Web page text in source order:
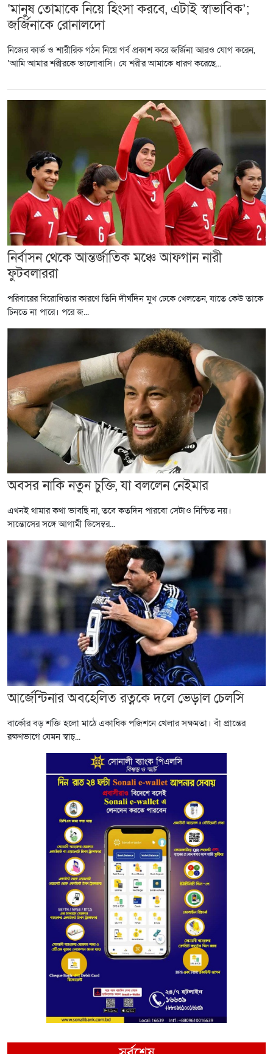
‘মানুষ তোমাকে নিয়ে হিংসা করবে, এটাই স্বাভাবিক’;
জর্জিনাকে রোনালদো
নিজের কার্ভ ও শারীরিক গঠন নিয়ে গর্ব প্রকাশ করে জর্জিনা আরও যোগ করেন,
‘আমি আমার শরীরকে ভালোবাসি। যে শরীর আমাকে ধারণ করেছে...
নির্বাসন থেকে আন্তর্জাতিক মঞ্চে আফগান নারী
ফুটবলাররা
পরিবারের বিরোধিতার কারণে তিনি দীর্ঘদিন মুখ ঢেকে খেলতেন, যাতে কেউ তাকে
চিনতে না পারে। পরে জ...
অবসর নাকি নতুন চুক্তি, যা বললেন নেইমার
এখনই থামার কথা ভাবছি না, তবে কতদিন পারবো সেটাও নিশ্চিত নয়।
সান্তোসের সঙ্গে আগামী ডিসেম্বর...
আর্জেন্টিনার অবহেলিত রত্নকে দলে ভেড়াল চেলসি
বার্কোর বড় শক্তি হলো মাঠে একাধিক পজিশনে খেলার সক্ষমতা। বাঁ প্রান্তের
রক্ষণভাগে যেমন স্বাচ্...